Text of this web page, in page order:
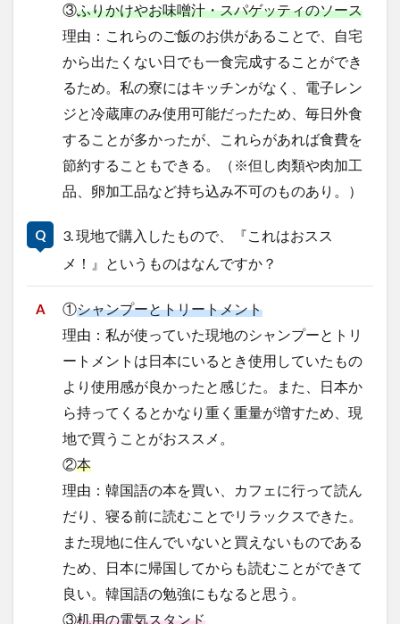
③ふりかけやお味噌汁・スパゲッティのソース
理由：これらのご飯のお供があることで、自宅
から出たくない日でも一食完成することができ
るため。私の寮にはキッチンがなく、電子レン
ジと冷蔵庫のみ使用可能だったため、毎日外食
することが多かったが、これらがあれば食費を
節約することもできる。（※但し肉類や肉加工
品、卵加工品など持ち込み不可のものあり。）
3. 現地で購入したもので、『これはおスス
メ！』というものはなんですか？
①シャンプーとトリートメント
理由：私が使っていた現地のシャンプーとトリ
ートメントは日本にいるとき使用していたもの
より使用感が良かったと感じた。また、日本か
ら持ってくるとかなり重く重量が増すため、現
地で買うことがおススメ。
②本
理由：韓国語の本を買い、カフェに行って読ん
だり、寝る前に読むことでリラックスできた。
また現地に住んでいないと買えないものである
ため、日本に帰国してからも読むことができて
良い。韓国語の勉強にもなると思う。
③机用の電気スタンド
特別講義
現地レポート 産学交流会
留学
留学プログラム
留学レポート
留学体験談
留学出発式
留学生 秋桜祭
秋桜際
箱根湯本
華東師範大学
華東師範大学留学
西江大学校
西江大学校留学
言語交流会
話してみよう韓国語
語学堂
誠信女子大学校
誠信女子大学校留学
課外活動
金泰植先生
長期休暇
集会 韓国
韓国現代史
検索